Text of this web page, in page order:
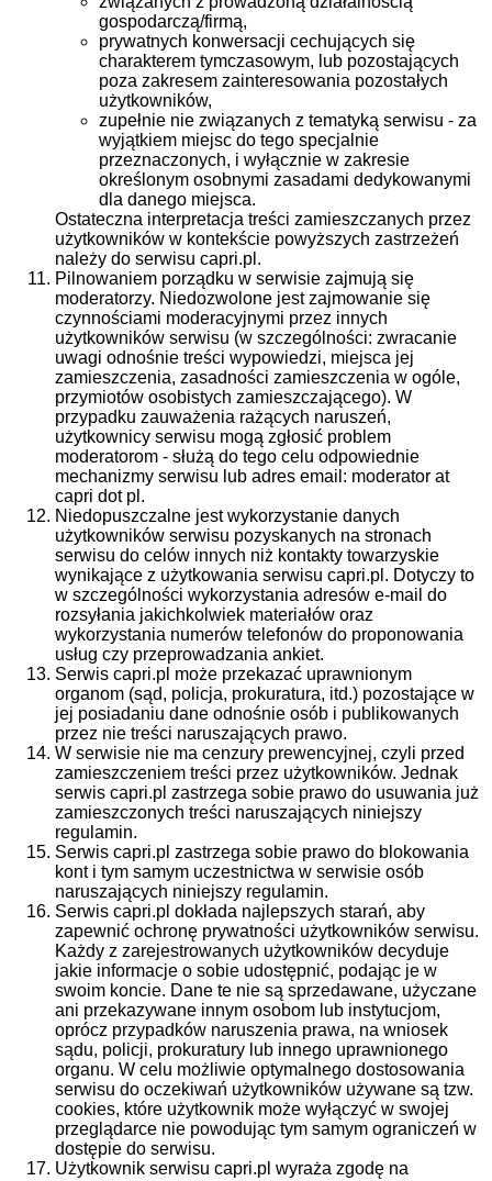
gospodarczą/firmą,
prywatnych konwersacji cechujących się
charakterem tymczasowym, lub pozostających
poza zakresem zainteresowania pozostałych
użytkowników,
zupełnie nie związanych z tematyką serwisu - za
wyjątkiem miejsc do tego specjalnie
przeznaczonych, i wyłącznie w zakresie
określonym osobnymi zasadami dedykowanymi
dla danego miejsca.
Ostateczna interpretacja treści zamieszczanych przez
użytkowników w kontekście powyższych zastrzeżeń
należy do serwisu capri.pl.
Pilnowaniem porządku w serwisie zajmują się
moderatorzy. Niedozwolone jest zajmowanie się
czynnościami moderacyjnymi przez innych
użytkowników serwisu (w szczególności: zwracanie
uwagi odnośnie treści wypowiedzi, miejsca jej
zamieszczenia, zasadności zamieszczenia w ogóle,
przymiotów osobistych zamieszczającego). W
przypadku zauważenia rażących naruszeń,
użytkownicy serwisu mogą zgłosić problem
moderatorom - służą do tego celu odpowiednie
mechanizmy serwisu lub adres email: moderator at
capri dot pl.
Niedopuszczalne jest wykorzystanie danych
użytkowników serwisu pozyskanych na stronach
serwisu do celów innych niż kontakty towarzyskie
wynikające z użytkowania serwisu capri.pl. Dotyczy to
w szczególności wykorzystania adresów e-mail do
rozsyłania jakichkolwiek materiałów oraz
wykorzystania numerów telefonów do proponowania
usług czy przeprowadzania ankiet.
Serwis capri.pl może przekazać uprawnionym
organom (sąd, policja, prokuratura, itd.) pozostające w
jej posiadaniu dane odnośnie osób i publikowanych
przez nie treści naruszających prawo.
W serwisie nie ma cenzury prewencyjnej, czyli przed
zamieszczeniem treści przez użytkowników. Jednak
serwis capri.pl zastrzega sobie prawo do usuwania już
zamieszczonych treści naruszających niniejszy
regulamin.
Serwis capri.pl zastrzega sobie prawo do blokowania
kont i tym samym uczestnictwa w serwisie osób
naruszających niniejszy regulamin.
Serwis capri.pl dokłada najlepszych starań, aby
zapewnić ochronę prywatności użytkowników serwisu.
Każdy z zarejestrowanych użytkowników decyduje
jakie informacje o sobie udostępnić, podając je w
swoim koncie. Dane te nie są sprzedawane, użyczane
ani przekazywane innym osobom lub instytucjom,
oprócz przypadków naruszenia prawa, na wniosek
sądu, policji, prokuratury lub innego uprawnionego
organu. W celu możliwie optymalnego dostosowania
serwisu do oczekiwań użytkowników używane są tzw.
cookies, które użytkownik może wyłączyć w swojej
przeglądarce nie powodując tym samym ograniczeń w
dostępie do serwisu.
Użytkownik serwisu capri.pl wyraża zgodę na